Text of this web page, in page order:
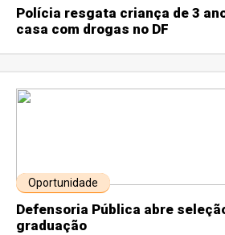
Polícia resgata criança de 3
casa com drogas no DF
Oportunidade
Defensoria Pública abre
graduação